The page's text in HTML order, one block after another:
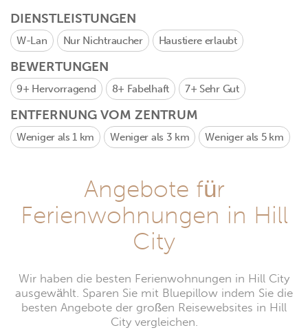
DIENSTLEISTUNGEN
W-Lan Nur Nichtraucher Haustiere erlaubt
BEWERTUNGEN
9+ Hervorragend 8+ Fabelhaft 7+ Sehr Gut
ENTFERNUNG VOM ZENTRUM
Weniger als 1 km Weniger als 3 km Weniger als 5 km
Angebote für
Ferienwohnungen in Hill
City
Wir haben die besten Ferienwohnungen in Hill City
ausgewählt. Sparen Sie mit Bluepillow indem Sie die
besten Angebote der großen Reisewebsites in Hill
City vergleichen.